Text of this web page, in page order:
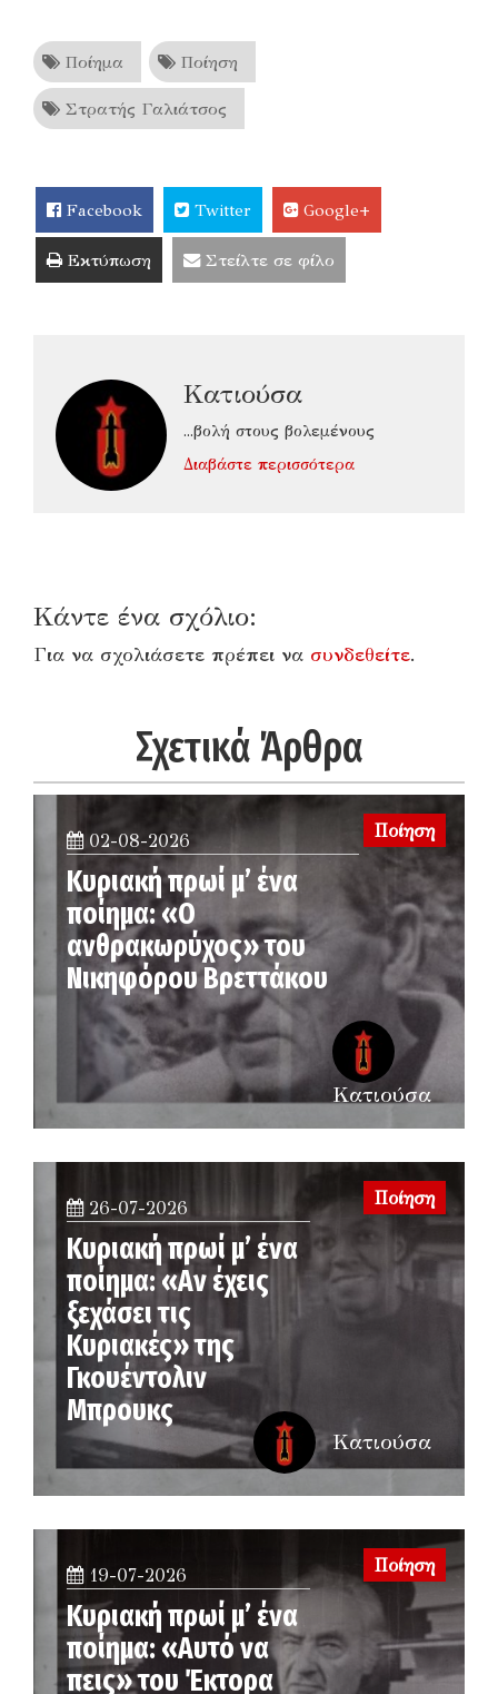
Ποίημα Ποίηση
Στρατής Γαλιάτσος
Facebook Twitter Google+
Εκτύπωση Στείλτε σε φίλο
Κατιούσα
...βολή στους βολεμένους
Διαβάστε περισσότερα
Κάντε ένα σχόλιο:
Για να σχολιάσετε πρέπει να συνδεθείτε.
Σχετικά Άρθρα
Ποίηση
02-08-2026
Κυριακή πρωί μ’ ένα
ποίημα: «Ο
ανθρακωρύχος» του
Νικηφόρου Βρεττάκου
Κατιούσα
26-07-2026
Κυριακή πρωί μ’ ένα
ποίημα: «Αν έχεις
ξεχάσει τις
Κυριακές» της
Γκουέντολιν
Μπρουκς
Ποίηση
Κατιούσα
19-07-2026
Κυριακή πρωί μ’ ένα
ποίημα: «Αυτό να
πεις» του Έκτορα
Ποίηση